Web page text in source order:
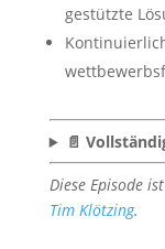
gestützte
📄
Diese Episode
Tim Klötzing.